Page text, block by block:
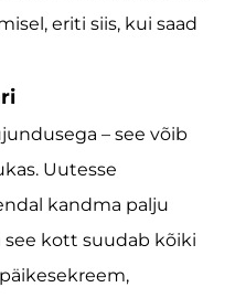
eriti siis, kui saad
– see võib
Uutesse
kandma palju
see kott suudab kõiki